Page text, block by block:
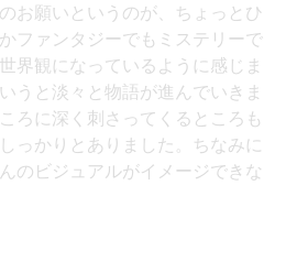
お願いというのが、ちょっとひ
ファンタジーでもミステリーで
界観になっているように感じま
うと淡々と物語が進んでいきま
ろに深く刺さってくるところも
っかりとありました。ちなみに
のビジュアルがイメージできな